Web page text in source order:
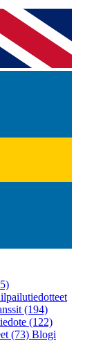
(194)
(122)
(73) Blogi